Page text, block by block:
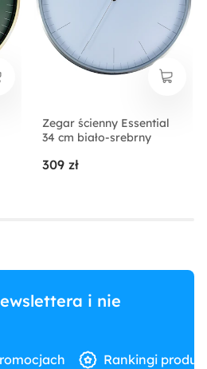
Zegar ścienny Essential
34 cm biało-srebrny
309 zł
i nie
Rankingi